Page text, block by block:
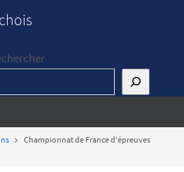
Championnat de France d’épreuves